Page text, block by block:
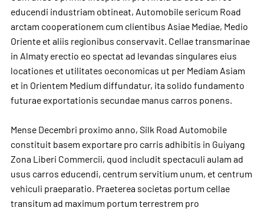
educendi industriam obtineat, Automobile sericum Road
arctam cooperationem cum clientibus Asiae Mediae, Medio
Oriente et aliis regionibus conservavit. Cellae transmarinae
in Almaty erectio eo spectat ad levandas singulares eius
locationes et utilitates oeconomicas ut per Mediam Asiam
et in Orientem Medium diffundatur, ita solido fundamento
futurae exportationis secundae manus carros ponens.
Mense Decembri proximo anno, Silk Road Automobile
constituit basem exportare pro carris adhibitis in Guiyang
Zona Liberi Commercii, quod includit spectaculi aulam ad
usus carros educendi, centrum servitium unum, et centrum
vehiculi praeparatio. Praeterea societas portum cellae
transitum ad maximum portum terrestrem pro